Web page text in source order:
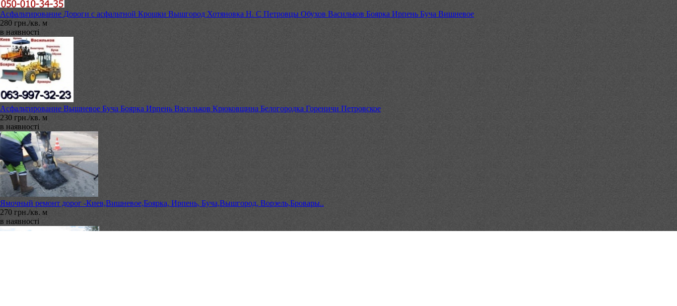
Асфальтирование Дороги с асфальтной Крошки Вышгород Хотяновка Н. С Петровцы Обухов Васильков Боярка Ирпень Буча Вишневое
280 грн./кв. м
в наявності
Асфальтирование Вышневое Буча Боярка Ирпень Васильков Крюковщина Белогородка Гореничи Петровское
230 грн./кв. м
в наявності
Ямочный ремонт дорог -Киев,Вишневое,Боярка, Ирпень, Буча,Вышгород, Ворзель,Бровары..
270 грн./кв. м
в наявності